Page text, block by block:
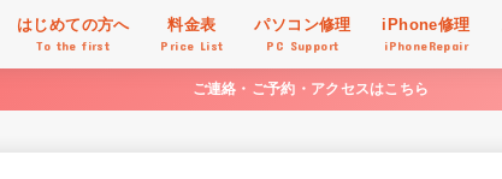
はじめての方へ
To the first
料金表
Price List
パソコン修理
PC Support
iPhone修理
iPhoneRepair
ご連絡・ご予約・アクセスはこちら